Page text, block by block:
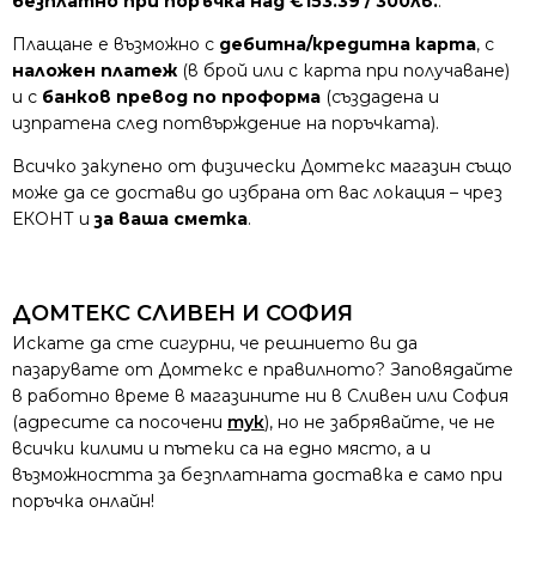
Плащане е възможно с дебитна/кредитна карта, с
наложен платеж (в брой или с карта при получаване)
и с банков превод по проформа (създадена и
изпратена след потвърждение на поръчката).
Всичко закупено от физически Домтекс магазин също
може да се достави до избрана от вас локация – чрез
ЕКОНТ иза ваша сметка.
ДОМТЕКС СЛИВЕН И СОФИЯ
Искате да сте сигурни, че решнието ви да
пазарувате от Домтекс е правилното? Заповядайте
в работно време в магазините ни в Сливен или София
(адресите са посочени тук), но не забрявайте, че не
всички килими и пътеки са на едно място, а и
възможността за безплатната доставка е само при
поръчка онлайн!